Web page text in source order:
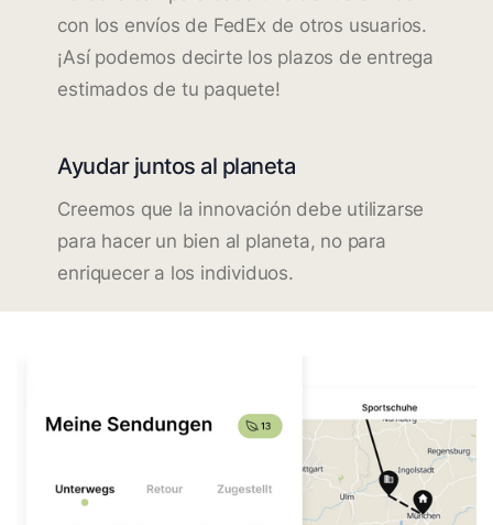
con los envíos de FedEx de otros usuarios.
¡Así podemos decirte los plazos de entrega
estimados de tu paquete!
Ayudar juntos al planeta
Creemos que la innovación debe utilizarse
para hacer un bien al planeta, no para
enriquecer a los individuos.